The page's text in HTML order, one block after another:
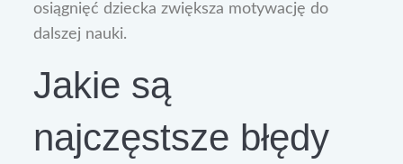
osiągnięć dziecka zwiększa motywację do
dalszej nauki.
Jakie są
najczęstsze błędy